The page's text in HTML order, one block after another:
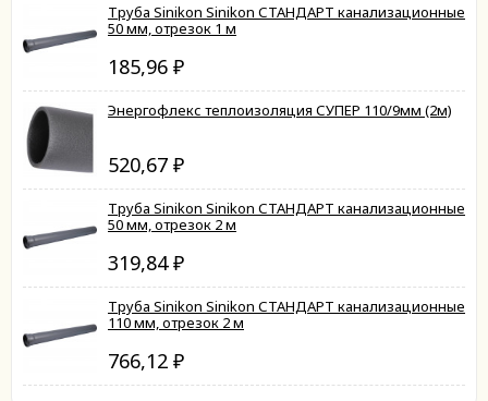
Труба Sinikon Sinikon СТАНДАРТ канализационные
50 мм, отрезок 1 м
185,96 ₽
Энергофлекс теплоизоляция СУПЕР 110/9мм (2м)
520,67 ₽
Труба Sinikon Sinikon СТАНДАРТ канализационные
50 мм, отрезок 2 м
319,84 ₽
Труба Sinikon Sinikon СТАНДАРТ канализационные
110 мм, отрезок 2 м
766,12 ₽